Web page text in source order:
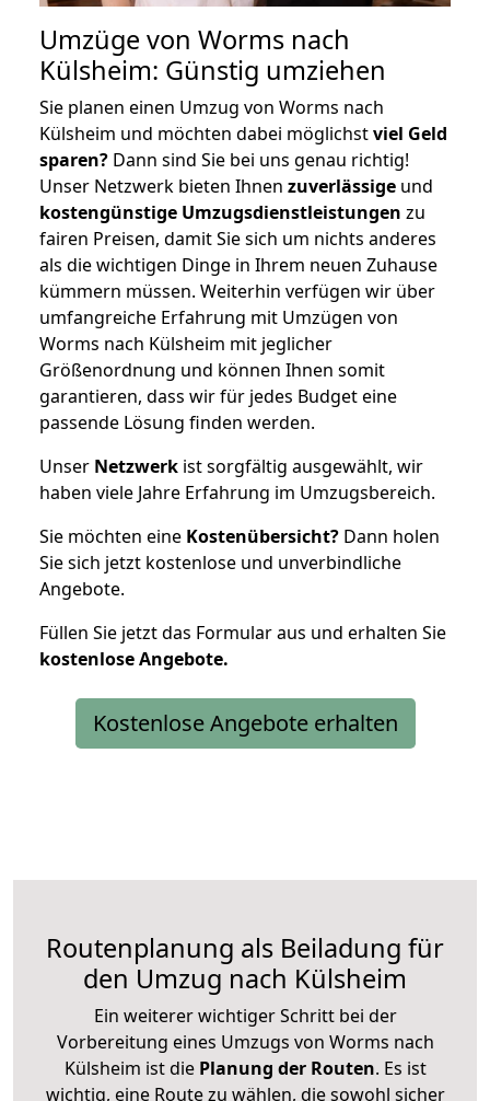
Umzüge von Worms nach
Külsheim: Günstig umziehen
Sie planen einen Umzug von Worms nach
Külsheim und möchten dabei möglichstviel Geld
sparen? Dann sind Sie bei uns genau richtig!
Unser Netzwerk bieten Ihnen zuverlässige und
kostengünstige Umzugsdienstleistungen zu
fairen Preisen, damit Sie sich um nichts anderes
als die wichtigen Dinge in Ihrem neuen Zuhause
kümmern müssen. Weiterhin verfügen wir über
umfangreiche Erfahrung mit Umzügen von
Worms nach Külsheim mit jeglicher
Größenordnung und können Ihnen somit
garantieren, dass wir für jedes Budget eine
passende Lösung finden werden.
Unser Netzwerk ist sorgfältig ausgewählt, wir
haben viele Jahre Erfahrung im Umzugsbereich.
Sie möchten eine Kostenübersicht? Dann holen
Sie sich jetzt kostenlose und unverbindliche
Angebote.
Füllen Sie jetzt das Formular aus und erhalten Sie
kostenloseAngebote.
Kostenlose Angebote erhalten
Routenplanung als Beiladung für
den Umzug nach Külsheim
Ein weiterer wichtiger Schritt bei der
Vorbereitung eines Umzugs von Worms nach
Külsheim ist diePlanung der Routen. Es ist
wichtig, eine Route zu wählen, die sowohl sicher